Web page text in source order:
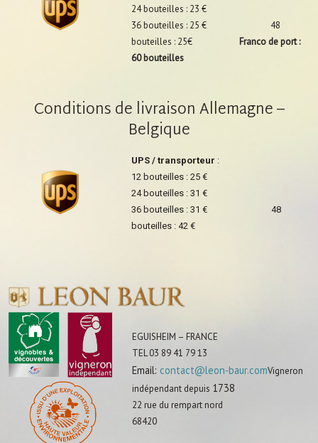
24 bouteilles : 23 €
36 bouteilles : 25 € 48
bouteilles : 25€
Franco de port :
60 bouteilles
Conditions de livraison Allemagne –
Belgique
UPS / transporteur :
12 bouteilles : 25 €
24 bouteilles : 31 €
36 bouteilles : 31 € 48
bouteilles : 42 €
EGUISHEIM – FRANCE
TEL 03 89 41 79 13
Email: contact@leon-baur.comVigneron
indépendant depuis 1738
22 rue du rempart nord
68420